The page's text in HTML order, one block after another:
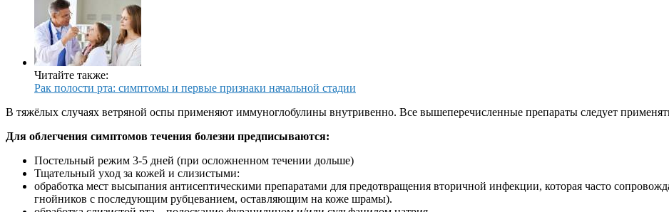
Читайте также:
Рак полости рта: симптомы и первые признаки начальной стадии
В тяжёлых случаях ветряной оспы применяют иммуноглобулины внутривенно. Все вышеперечисленные препараты следует
Для облегчения симптомов течения болезни предписываются:
Постельный режим 3-5 дней (при осложненном течении дольше)
Тщательный уход за кожей и слизистыми:
обработка мест высыпания антисептическими препаратами для предотвращения вторичной инфекции, которая часто
гнойников с последующим рубцеванием, оставляющим на коже шрамы).